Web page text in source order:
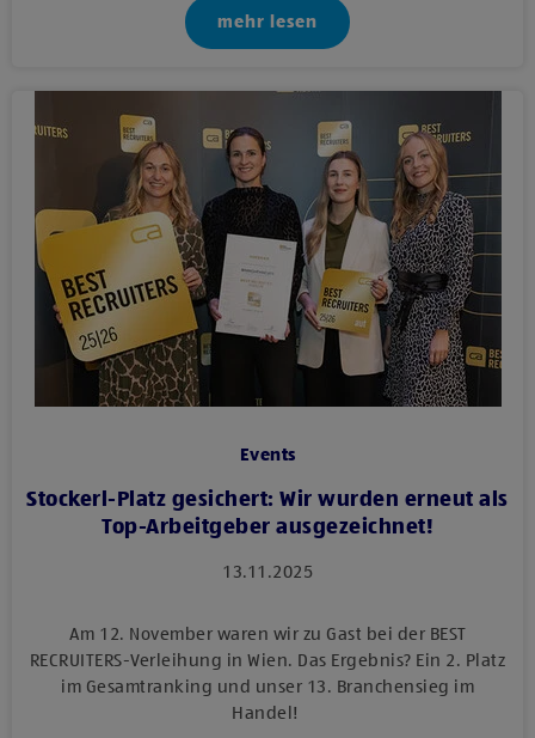
mehr lesen
Events
Stockerl-Platz gesichert: Wir wurden erneut als
Top-Arbeitgeber ausgezeichnet!
13.11.2025
Am 12. November waren wir zu Gast bei der BEST
RECRUITERS-Verleihung in Wien. Das Ergebnis? Ein 2. Platz
im Gesamtranking und unser 13. Branchensieg im
Handel!